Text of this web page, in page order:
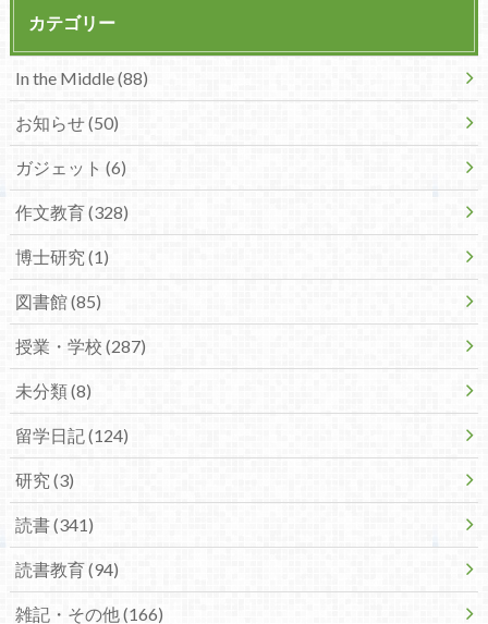
カテゴリー
In the Middle (88)
お知らせ (50)
ガジェット (6)
作文教育 (328)
博士研究 (1)
図書館 (85)
授業・学校 (287)
未分類 (8)
留学日記 (124)
研究 (3)
読書 (341)
読書教育 (94)
雑記・その他 (166)